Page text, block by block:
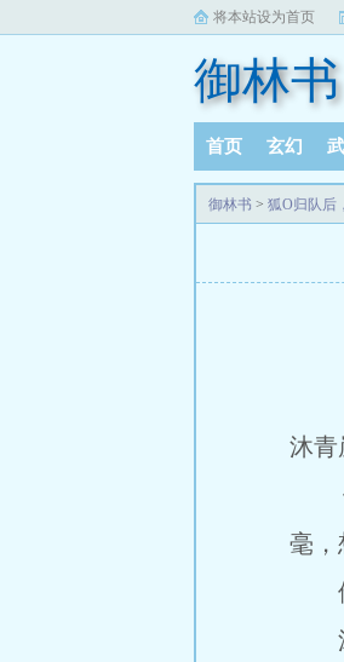
将本站设为首页
御林书
首页 玄幻
御林书 > 狐O归队后
沐青
他
毫
他
沐